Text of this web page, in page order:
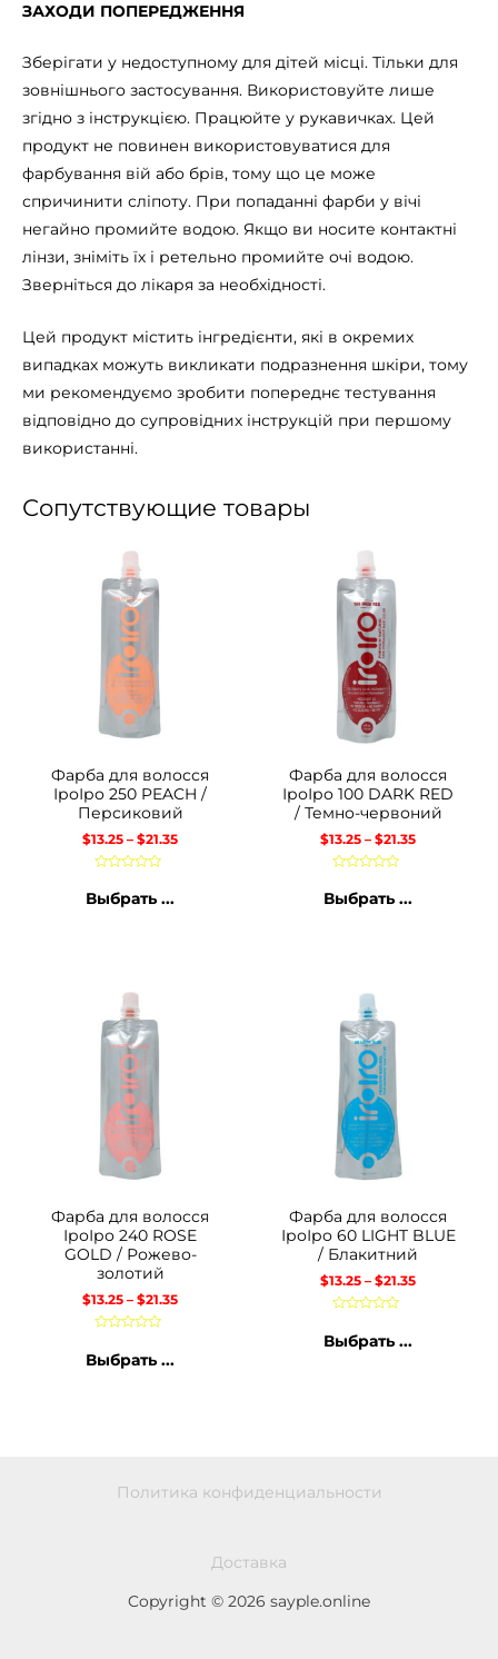
ЗАХОДИ ПОПЕРЕДЖЕННЯ
Зберігати у недоступному для дітей місці. Тільки для
зовнішнього застосування. Використовуйте лише
згідно з інструкцією. Працюйте у рукавичках. Цей
продукт не повинен використовуватися для
фарбування вій або брів, тому що це може
спричинити сліпоту. При попаданні фарби у вічі
негайно промийте водою. Якщо ви носите контактні
лінзи, зніміть їх і ретельно промийте очі водою.
Зверніться до лікаря за необхідності.
Цей продукт містить інгредієнти, які в окремих
випадках можуть викликати подразнення шкіри, тому
ми рекомендуємо зробити попереднє тестування
відповідно до супровідних інструкцій при першому
використанні.
Сопутствующие товары
Фарба для волосся
ІроІро 250 PEACH /
Персиковий
$13.25 – $21.35
0
из
Выбрать ...
Фарба для волосся
ІроІро 100 DARK RED
/ Темно-червоний
$13.25 – $21.35
0
из
Выбрать ...
Фарба для волосся
ІроІро 240 ROSE
GOLD / Рожево-
золотий
$13.25 – $21.35
0
из
Выбрать ...
Фарба для волосся
ІроІро 60 LIGHT BLUE
/ Блакитний
$13.25 – $21.35
0
из
Выбрать ...
Политика конфиденциальности
Доставка
Copyright © 2026 sayple.online